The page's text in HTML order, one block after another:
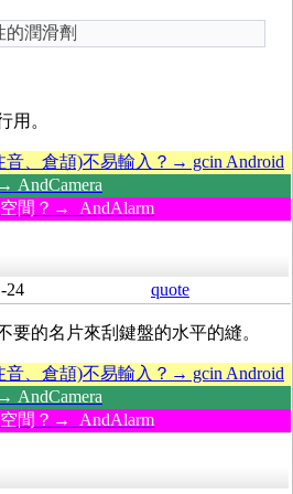
潤滑劑
用。
音、倉頡)不易輸入？→ gcin Android
AndCamera
間？→ AndAlarm
24 quote
要的名片來刮鍵盤的水平的縫。
音、倉頡)不易輸入？→ gcin Android
AndCamera
間？→ AndAlarm